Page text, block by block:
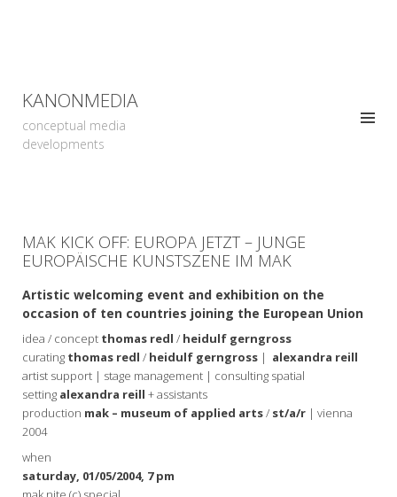
KANONMEDIA
conceptual media
developments
MAK KICK OFF: EUROPA JETZT – JUNGE
EUROPÄISCHE KUNSTSZENE IM MAK
Artistic welcoming event and exhibition on the
occasion of ten countries joining the European Union
idea / concept thomas redl / heidulf gerngross
curating thomas redl / heidulf gerngross | alexandra reill
artist support | stage management | consulting spatial
setting alexandra reill + assistants
production mak – museum of applied arts/ st/a/r | vienna
2004
when
saturday, 01/05/2004, 7 pm